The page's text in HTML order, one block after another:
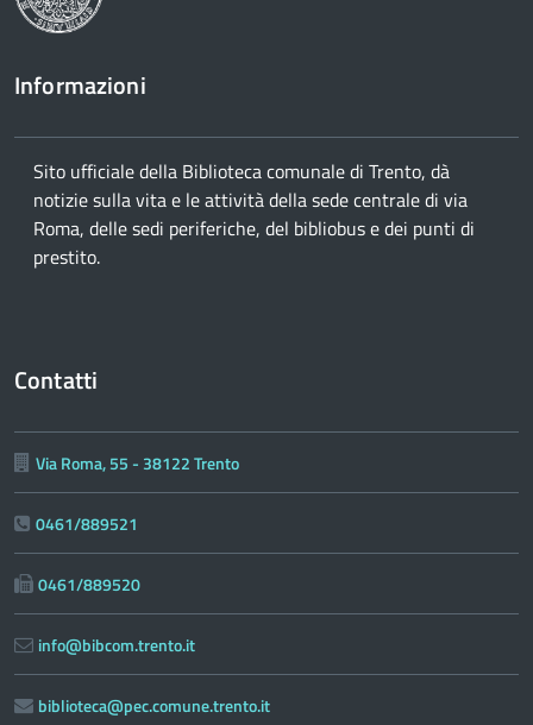
Informazioni
Sito ufficiale della Biblioteca comunale di Trento, dà
notizie sulla vita e le attività della sede centrale di via
Roma, delle sedi periferiche, del bibliobus e dei punti di
prestito.
Contatti
Via Roma, 55 - 38122 Trento
0461/889521
0461/889520
info@bibcom.trento.it
biblioteca@pec.comune.trento.it